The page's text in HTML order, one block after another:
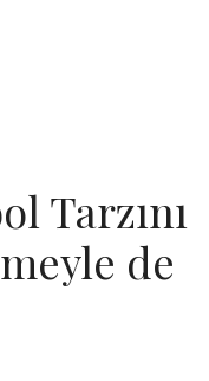
Tarzını
de